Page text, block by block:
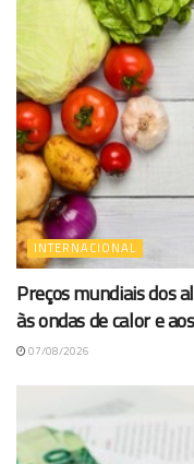
INTERNACIONAL
Preços mundiais dos
às ondas de calor e
07/08/2026